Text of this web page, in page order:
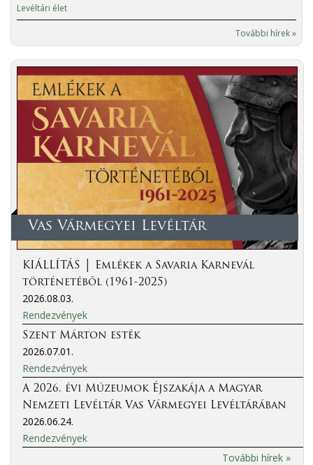
Levéltári élet
További hírek »
Vas Vármegyei Levéltár
KIÁLLÍTÁS │ Emlékek a Savaria Karnevál
történetéből (1961-2025)
2026.08.03.
Rendezvények
Szent Márton esték
2026.07.01.
Rendezvények
A 2026. évi Múzeumok Éjszakája a Magyar
Nemzeti Levéltár Vas Vármegyei Levéltárában
2026.06.24.
Rendezvények
További hírek »